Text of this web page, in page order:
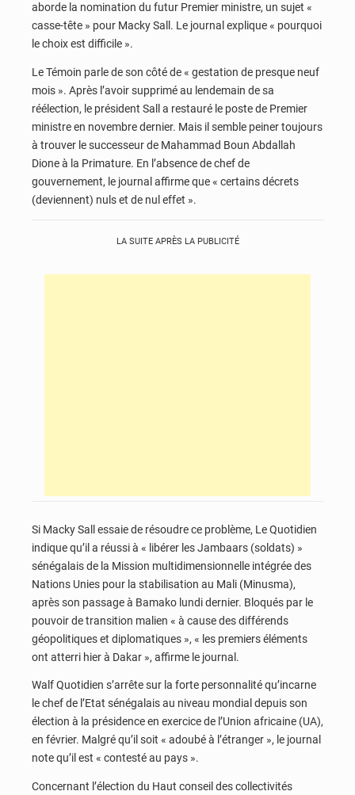
aborde la nomination du futur Premier ministre, un sujet «
casse-tête » pour Macky Sall. Le journal explique « pourquoi
le choix est difficile ».
Le Témoin parle de son côté de « gestation de presque neuf
mois ». Après l’avoir supprimé au lendemain de sa
réélection, le président Sall a restauré le poste de Premier
ministre en novembre dernier. Mais il semble peiner toujours
à trouver le successeur de Mahammad Boun Abdallah
Dione à la Primature. En l’absence de chef de
gouvernement, le journal affirme que « certains décrets
(deviennent) nuls et de nul effet ».
LA SUITE APRÈS LA PUBLICITÉ
Si Macky Sall essaie de résoudre ce problème, Le Quotidien
indique qu’il a réussi à « libérer les Jambaars (soldats) »
sénégalais de la Mission multidimensionnelle intégrée des
Nations Unies pour la stabilisation au Mali (Minusma),
après son passage à Bamako lundi dernier. Bloqués par le
pouvoir de transition malien « à cause des différends
géopolitiques et diplomatiques », « les premiers éléments
ont atterri hier à Dakar », affirme le journal.
Walf Quotidien s’arrête sur la forte personnalité qu’incarne
le chef de l’Etat sénégalais au niveau mondial depuis son
élection à la présidence en exercice de l’Union africaine (UA),
en février. Malgré qu’il soit « adoubé à l’étranger », le journal
note qu’il est « contesté au pays ».
Concernant l’élection du Haut conseil des collectivités